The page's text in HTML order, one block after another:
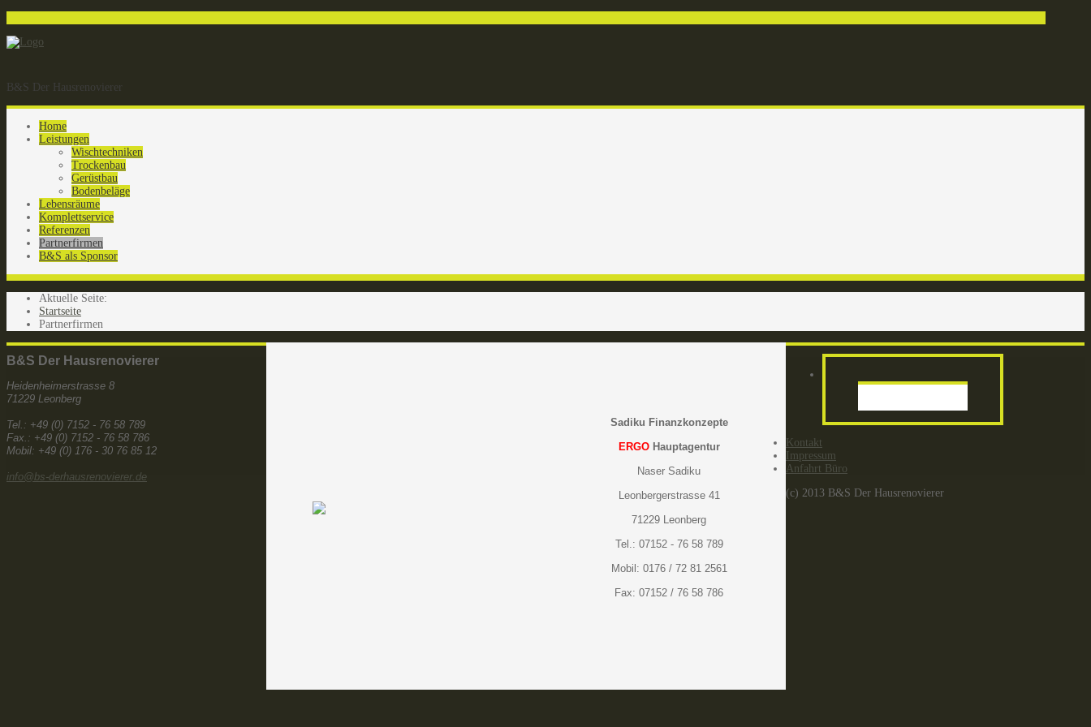
B&S Der Hausrenovierer
Home
Leistungen
Wischtechniken
Trockenbau
Gerüstbau
Bodenbeläge
Lebensräume
Komplettservice
Referenzen
Partnerfirmen
B&S als Sponsor
Aktuelle Seite:
Startseite
Partnerfirmen
B&S Der Hausrenovierer
Heidenheimerstrasse 8
71229 Leonberg
Tel.: +49 (0) 7152 - 76 58 789
Fax.: +49 (0) 7152 - 76 58 786
Mobil: +49 (0) 176 - 30 76 85 12
info@bs-derhausrenovierer.de
Sadiku Finanzkonzepte
ERGOHauptagentur
Naser Sadiku
Leonbergerstrasse 41
71229 Leonberg
Tel.: 07152 - 76 58 789
Mobil: 0176 / 72 81 2561
Fax: 07152 / 76 58 786
Kontakt
Impressum
Anfahrt Büro
(c) 2013 B&S Der Hausrenovierer